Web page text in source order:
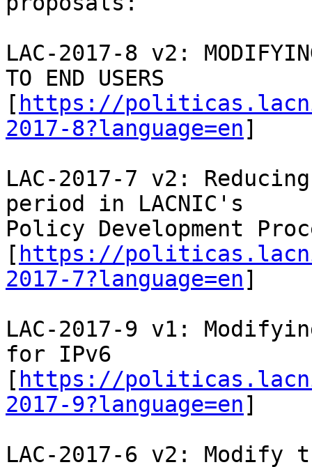
LAC-2017-8 v2:
TO END USERS
[ https://
2017-8?language=en]
LAC-2017-7 v2:
period in LACNIC's
Policy Development
[ https://
2017-7?language=en]
LAC-2017-9 v1:
for IPv6
[ https://
2017-9?language=en]
LAC-2017-6 v2: Modify